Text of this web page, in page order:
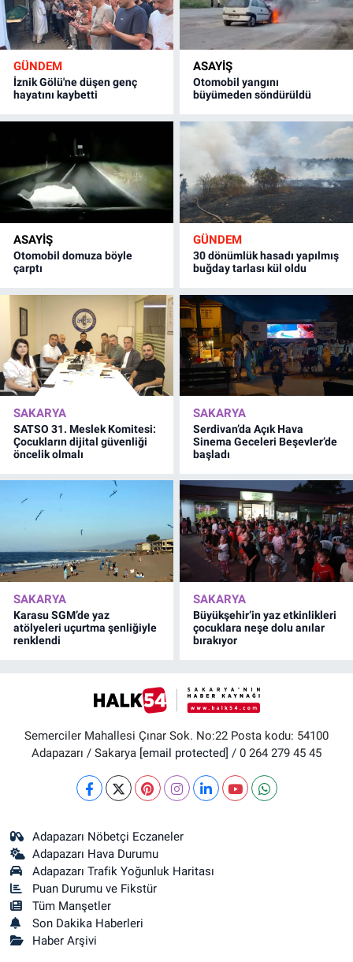
GÜNDEM
İznik Gölü'ne düşen genç
hayatını kaybetti
ASAYİŞ
Otomobil yangını
büyümeden söndürüldü
ASAYİŞ
Otomobil domuza böyle
çarptı
GÜNDEM
30 dönümlük hasadı yapılmış
buğday tarlası kül oldu
SAKARYA
SATSO 31. Meslek Komitesi:
Çocukların dijital güvenliği
öncelik olmalı
SAKARYA
Serdivan’da Açık Hava
Sinema Geceleri Beşevler’de
başladı
SAKARYA
Karasu SGM’de yaz
atölyeleri uçurtma şenliğiyle
renklendi
SAKARYA
Büyükşehir’in yaz etkinlikleri
çocuklara neşe dolu anılar
bırakıyor
Semerciler Mahallesi Çınar Sok. No:22 Posta kodu: 54100
Adapazarı / Sakarya [email protected] / 0 264 279 45 45
Adapazarı Nöbetçi Eczaneler
Adapazarı Hava Durumu
Adapazarı Trafik Yoğunluk Haritası
Puan Durumu ve Fikstür
Tüm Manşetler
Son Dakika Haberleri
Haber Arşivi